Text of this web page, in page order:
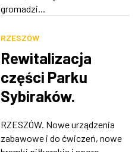
gromadzi...
RZESZÓW
Rewitalizacja
części Parku
Sybiraków.
atrakcje
RZESZÓW. Nowe urządzenia
zabawowe i do ćwiczeń, nowe